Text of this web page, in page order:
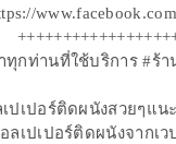
กท่านที่ใช้บริการ #ร้
เปเปอร์ติดผนังสวยๆแน
ลเปเปอร์ติดผนังจากเ